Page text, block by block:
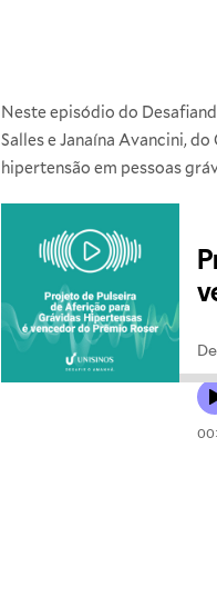
Neste episódio do
Salles e Janaína Avancini,
hipertensão em pessoas